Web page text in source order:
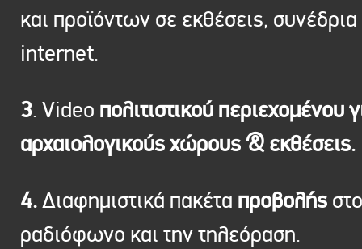
και προϊόντων σε εκθέσεις, συνέδρια
internet.
3. Video πολιτιστικού περιεχομένου
αρχαιολογικούς χώρους & εκθέσεις.
4.Διαφημιστικά πακέτα προβολής στο
ραδιόφωνο και την τηλεόραση.